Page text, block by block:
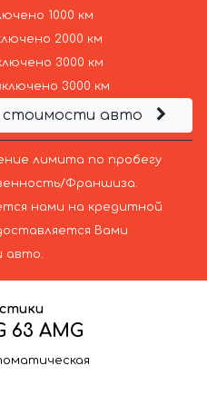
1000 км
2000 км
3000 км
3000 км
стоимости авто
лимита по пробегу
Франшиза.
нами на кредитной
Вами
авто.
63 AMG